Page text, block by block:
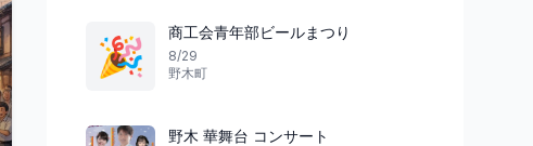
🎉
商工会青年部ビールまつり
8/29
野木町
野木 華舞台 コンサート